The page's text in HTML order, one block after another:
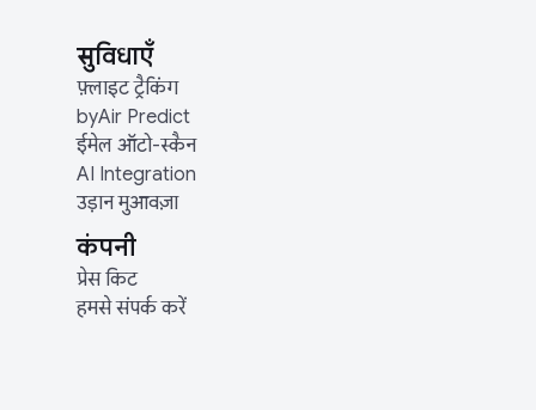
सुविधाएँ
फ़्लाइट ट्रैकिंग
byAir Predict
ईमेल ऑटो-स्कैन
AI Integration
उड़ान मुआवज़ा
कंपनी
प्रेस किट
हमसे संपर्क करें